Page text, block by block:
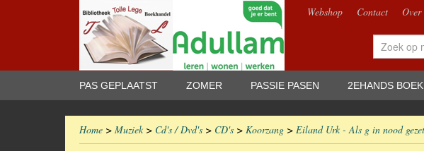
Webshop Contact Over
PAS GEPLAATST ZOMER PASSIE PASEN 2EHANDS
Home > Muziek> Cd's / Dvd's > CD's > Koorzang > Eiland Urk - Als g in nood